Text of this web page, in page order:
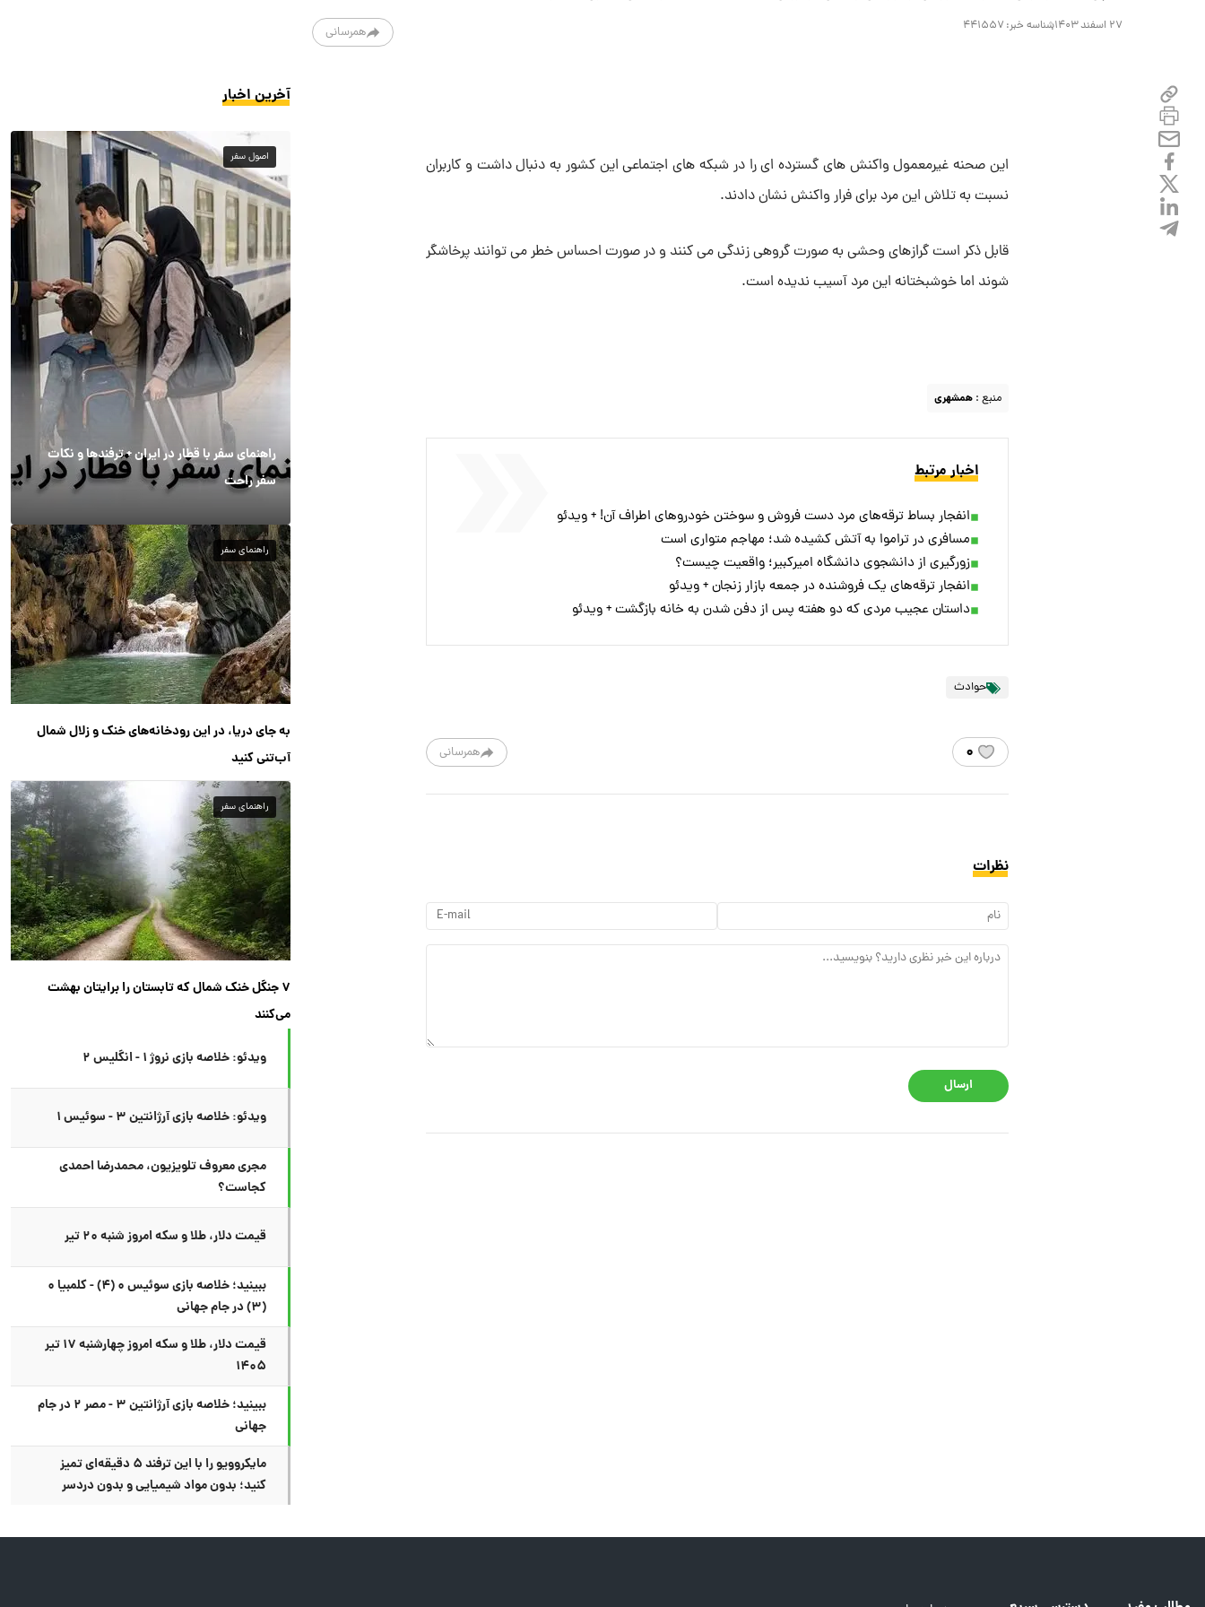
۲۷ اسفند ۱۴۰۳ شناسه خبر: ۴۴۱۵۵۷ همرسانی
این صحنه غیرمعمول واکنش های گسترده ای را در شبکه های اجتماعی این کشور به دنبال داشت و کاربران
نسبت به تلاش این مرد برای فرار واکنش نشان دادند.
قابل ذکر است گرازهای وحشی به صورت گروهی زندگی می کنند و در صورت احساس خطر می توانند پرخاشگر
شوند اما خوشبختانه این مرد آسیب ندیده است.
منبع : همشهری
اخبار مرتبط
انفجار بساط ترقه‌های مرد دست فروش و سوختن خودروهای اطراف آن! + ویدئو
مسافری در تراموا به آتش کشیده شد؛ مهاجم متواری است
زورگیری از دانشجوی دانشگاه امیرکبیر؛ واقعیت چیست؟
انفجار ترقه‌های یک فروشنده در جمعه بازار زنجان + ویدئو
داستان عجیب مردی که دو هفته پس از دفن شدن به خانه بازگشت + ویدئو
حوادث
همرسانی ۰
نظرات
ارسال
آخرین اخبار
اصول سفر
راهنمای سفر با قطار در ایران + ترفندها و نکات
سفر راحت
راهنمای سفر
به جای دریا، در این رودخانه‌های خنک و زلال شمال
آب‌تنی کنید
راهنمای سفر
۷ جنگل خنک شمال که تابستان را برایتان بهشت
می‌کنند
ویدئو: خلاصه بازی نروژ ۱ - انگلیس ۲
ویدئو: خلاصه بازی آرژانتین ۳ - سوئیس ۱
مجری معروف تلویزیون، محمدرضا احمدی
کجاست؟
قیمت دلار، طلا و سکه امروز شنبه ۲۰ تیر
ببینید؛ خلاصه بازی سوئیس ۰ (۴) - کلمبیا ۰
(۳) در جام جهانی
قیمت دلار، طلا و سکه امروز چهارشنبه ۱۷ تیر
۱۴۰۵
ببینید؛ خلاصه بازی آرژانتین ۳ - مصر ۲ در جام
جهانی
مایکروویو را با این ترفند ۵ دقیقه‌ای تمیز
کنید؛ بدون مواد شیمیایی و بدون دردسر